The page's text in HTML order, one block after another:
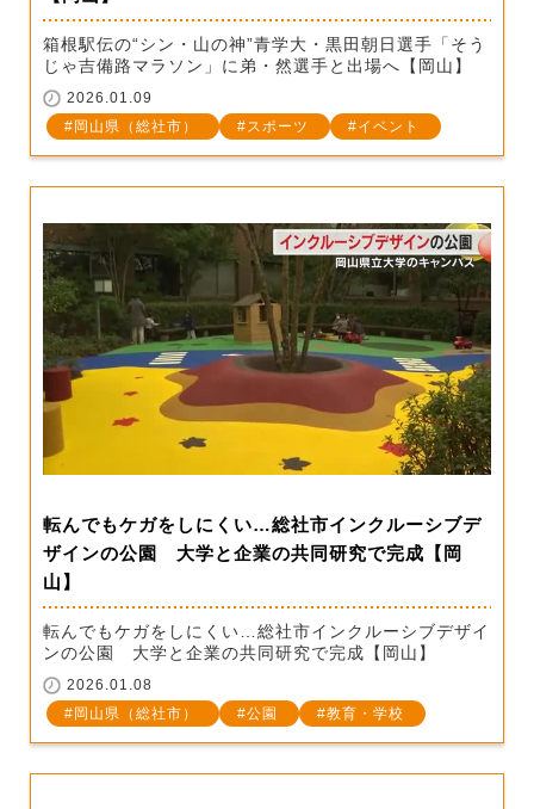
箱根駅伝の“シン・山の神”青学大・黒田朝日選手「そう
じゃ吉備路マラソン」に弟・然選手と出場へ【岡山】
2026.01.09
岡山県（総社市）
スポーツ イベント
転んでもケガをしにくい…総社市インクルーシブデ
ザインの公園 大学と企業の共同研究で完成【岡
山】
転んでもケガをしにくい…総社市インクルーシブデザイ
ンの公園 大学と企業の共同研究で完成【岡山】
2026.01.08
岡山県（総社市）
公園 教育・学校